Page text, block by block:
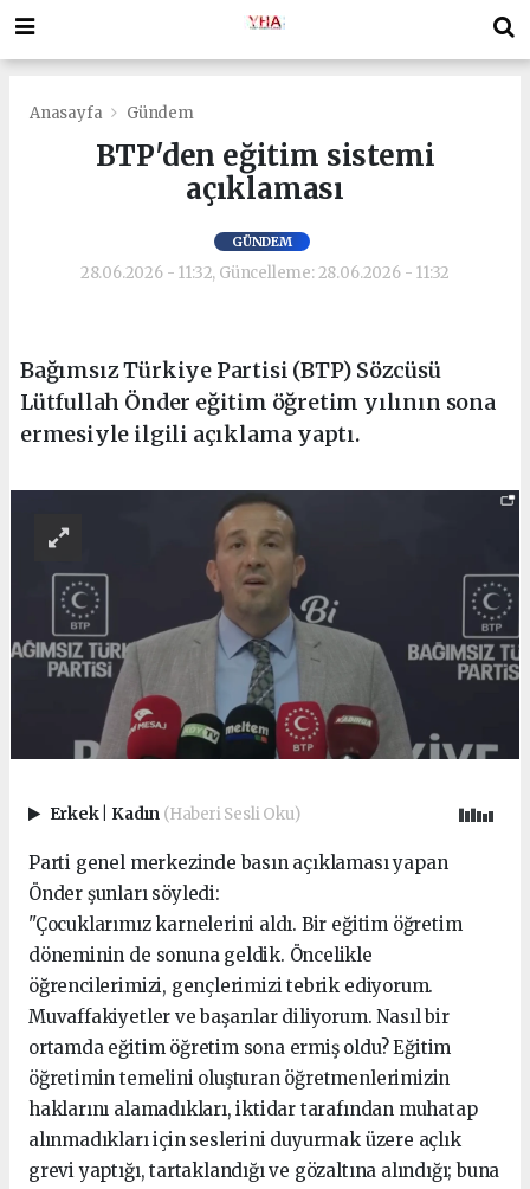
Anasayfa Gündem
BTP'den eğitim sistemi
açıklaması
GÜNDEM
28.06.2026 - 11:32, Güncelleme: 28.06.2026 - 11:32
Bağımsız Türkiye Partisi (BTP) Sözcüsü
Lütfullah Önder eğitim öğretim yılının sona
ermesiyle ilgili açıklama yaptı.
Erkek Kadın (Haberi Sesli Oku)
Parti genel merkezinde basın açıklaması yapan
Önder şunları söyledi:
"Çocuklarımız karnelerini aldı. Bir eğitim öğretim
döneminin de sonuna geldik. Öncelikle
öğrencilerimizi, gençlerimizi tebrik ediyorum.
Muvaffakiyetler ve başarılar diliyorum. Nasıl bir
ortamda eğitim öğretim sona ermiş oldu? Eğitim
öğretimin temelini oluşturan öğretmenlerimizin
haklarını alamadıkları, iktidar tarafından muhatap
alınmadıkları için seslerini duyurmak üzere açlık
grevi yaptığı, tartaklandığı ve gözaltına alındığı; buna